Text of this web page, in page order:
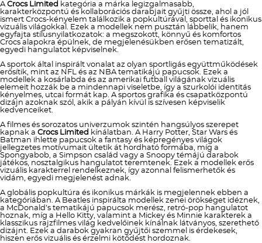
ACrocs Limited kategória a márka legizgalmasabb,
karakterközpontú és kollaborációs darabjait gyűjti össze, ahol a jól
ismert Crocs-kényelem találkozik a popkultúrával, sporttal és ikonikus
vizuális világokkal. Ezek a modellek nem pusztán lábbelik, hanem
egyfajta stílusnyilatkozatok: a megszokott, könnyű és komfortos
Crocs alapokra épülnek, de megjelenésükben erősen tematizált,
egyedi hangulatot képviselnek.
A sportok által inspirált vonalat az olyan sportligás együttműködések
erősítik, mint az NFL és az NBA tematikájú papucsok. Ezek a
modellek a kosárlabda és az amerikai futball világának vizuális
elemeit hozzák be a mindennapi viseletbe, így a szurkolói identitás
kényelmes, utcai formát kap. A sportos grafika és csapatközpontú
dizájn azoknak szól, akik a pályán kívül is szívesen képviselik
kedvenceiket.
A filmes és sorozatos univerzumok szintén hangsúlyos szerepet
kapnak a Crocs Limited kínálatban. A Harry Potter, Star Wars és
Batman ihlette papucsok a fantasy és képregényes világok
jellegzetes motívumait ültetik át hordható formába, míg a
Spongyabob, a Simpson család vagy a Snoopy témájú darabok
játékos, nosztalgikus hangulatot teremtenek. Ezek a modellek erős
vizuális karakterrel rendelkeznek, így azonnal felismerhetők és
vidám, egyedi megjelenést adnak.
A globális popkultúra és ikonikus márkák is megjelennek ebben a
kategóriában. A Beatles inspirálta modellek zenei örökséget idéznek,
a McDonald’s tematikájú papucsok merész, retró-pop hangulatot
hoznak, míg a Hello Kitty, valamint a Mickey és Minnie karakterek a
klasszikus rajzfilmes világ kedvelőinek kínálnak látványos, szerethető
dizájnt. Ezek a darabok gyakran gyűjtői szemmel is érdekesek,
hiszen erős vizuális és érzelmi kötődést hordoznak.